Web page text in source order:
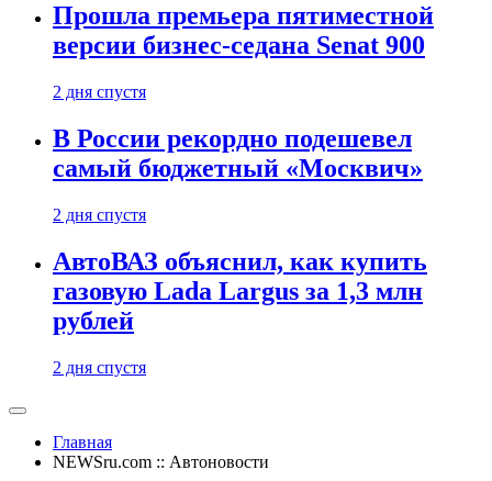
Прошла премьера пятиместной
версии бизнес-седана Senat 900
2 дня спустя
В России рекордно подешевел
самый бюджетный «Москвич»
2 дня спустя
АвтоВАЗ объяснил, как купить
газовую Lada Largus за 1,3 млн
рублей
2 дня спустя
Главная
NEWSru.com :: Автоновости